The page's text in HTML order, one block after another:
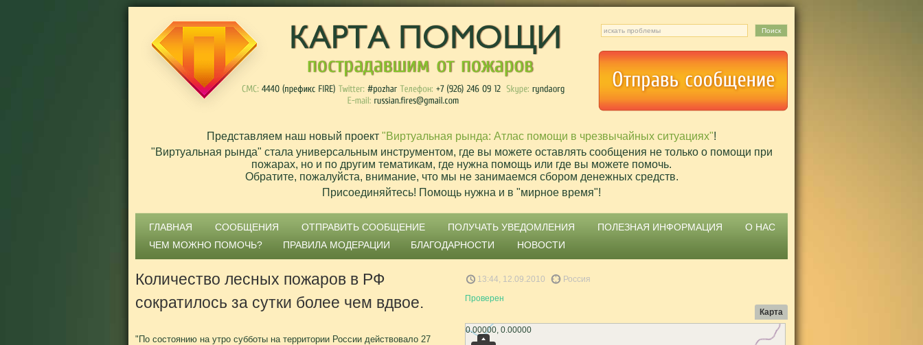
Представляем наш новый проект "Виртуальная рында: Атлас помощи в чрезвычайных ситуациях"!
"Виртуальная рында" стала универсальным инструментом, где вы можете оставлять сообщения не только о помощи при
пожарах, но и по другим тематикам, где нужна помощь или где вы можете помочь.
Обратите, пожалуйста, внимание, что мы не занимаемся сбором денежных средств.
Присоединяйтесь! Помощь нужна и в "мирное время"!
ГЛАВНАЯ СООБЩЕНИЯ ОТПРАВИТЬ СООБЩЕНИЕ ПОЛУЧАТЬ УВЕДОМЛЕНИЯ ПОЛЕЗНАЯ ИНФОРМАЦИЯ
О НАС
ЧЕМ МОЖНО ПОМОЧЬ?
ПРАВИЛА МОДЕРАЦИИ БЛАГОДАРНОСТИ НОВОСТИ
Количество лесных пожаров в РФ
сократилось за сутки более чем вдвое.
"По состоянию на утро субботы на территории России действовало 27
13:44, 12.09.2010
Россия
Проверен
Карта
0.00000, 0.00000